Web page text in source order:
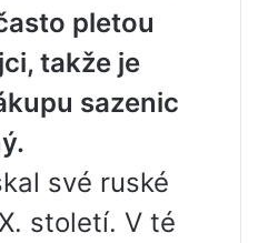
pletou
takže je
sazenic
své ruské
století. V té